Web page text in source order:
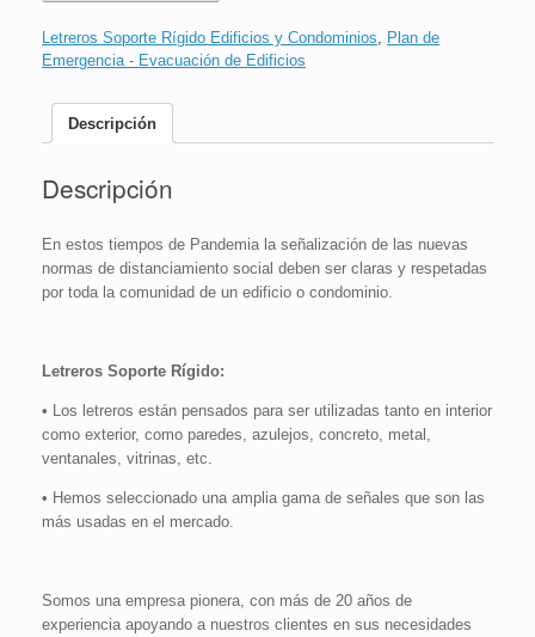
Letreros Soporte Rígido Edificios y Condominios, Plan de
Emergencia - Evacuación de Edificios
Descripción
Descripción
En estos tiempos de Pandemia la señalización de las nuevas
normas de distanciamiento social deben ser claras y respetadas
por toda la comunidad de un edificio o condominio.
Letreros Soporte Rígido:
• Los letreros están pensados para ser utilizadas tanto en interior
como exterior, como paredes, azulejos, concreto, metal,
ventanales, vitrinas, etc.
• Hemos seleccionado una amplia gama de señales que son las
más usadas en el mercado.
Somos una empresa pionera, con más de 20 años de
experiencia apoyando a nuestros clientes en sus necesidades